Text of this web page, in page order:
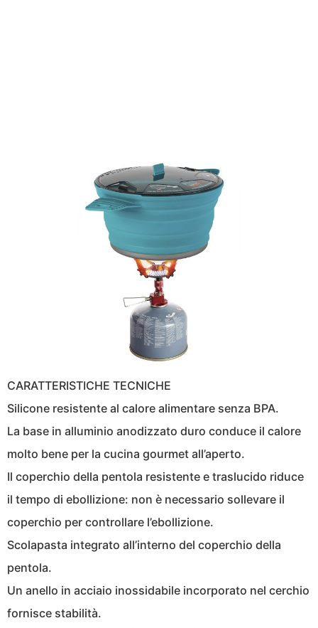
CARATTERISTICHE TECNICHE
Silicone resistente al calore alimentare senza BPA.
La base in alluminio anodizzato duro conduce il calore
molto bene per la cucina gourmet all’aperto.
Il coperchio della pentola resistente e traslucido riduce
il tempo di ebollizione: non è necessario sollevare il
coperchio per controllare l’ebollizione.
Scolapasta integrato all’interno del coperchio della
pentola.
Un anello in acciaio inossidabile incorporato nel cerchio
fornisce stabilità.